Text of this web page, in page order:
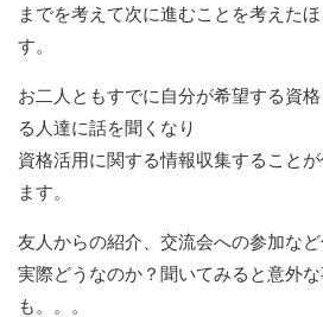
までを考えて次に進むことを考えた
す。
お二人ともすでに自分が希望する資
る人達に話を聞くなり
資格活用に関する情報収集すること
ます。
友人からの紹介、交流会への参加な
実際どうなのか？聞いてみると意外
も。。。